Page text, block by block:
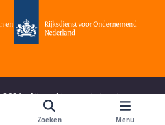
- Alle rechten voorbehouden -
&DoReply
en bedacht door
Zoeken Menu